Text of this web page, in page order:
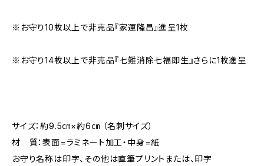
※お守り10枚以上で非売品『家運隆昌』進呈1枚
※お守り14枚以上で非売品『七難消除七福即生』さらに1枚進呈
サイズ：約9.5㎝×約6㎝ （名刺サイズ）
材 質：表面=ラミネート加工・中身=紙
お守り名称は印字、その他は直筆プリントまたは、印字